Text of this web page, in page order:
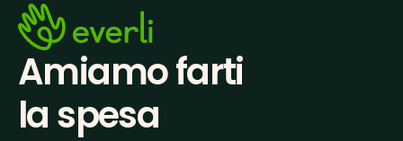
Amiamo farti
la spesa